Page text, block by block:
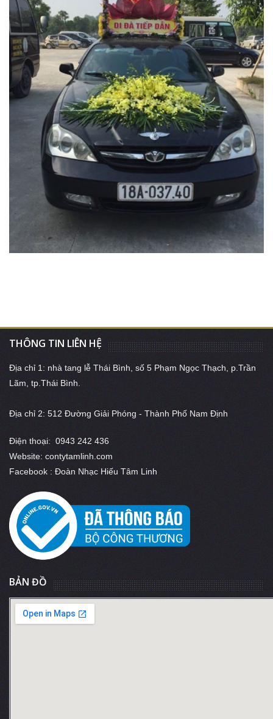
THÔNG TIN LIÊN HỆ
Địa chỉ 1: nhà tang lễ Thái Bình, số 5 Phạm Ngọc Thạch, p.Trần
Lãm, tp.Thái Bình.
Địa chỉ 2: 512 Đường Giải Phóng - Thành Phố Nam Định
Điện thoại: 0943 242 436
Website: contytamlinh.com
Facebook : Đoàn Nhạc Hiếu Tâm Linh
BẢN ĐỒ